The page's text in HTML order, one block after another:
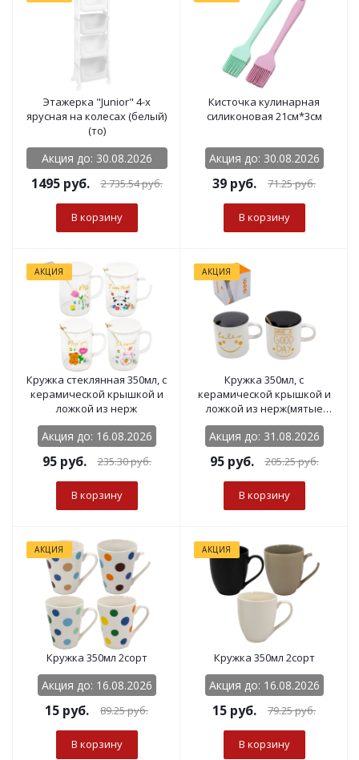
Этажерка "Junior" 4-х
ярусная на колесах (белый)
(то)
Акция до: 30.08.2026
1495 руб. 2 735.54руб.
В корзину
Кисточка кулинарная
силиконовая 21см*3см
Акция до: 30.08.2026
39 руб. 71.25руб.
В корзину
АКЦИЯ
Кружка стеклянная 350мл, с
керамической крышкой и
ложкой из нерж
Акция до: 16.08.2026
95руб. 235.30руб.
В корзину
АКЦИЯ
Кружка 350мл, с
керамической крышкой и
ложкой из нерж(мятые
коробки)
Акция до: 31.08.2026
95руб. 205.25руб.
В корзину
АКЦИЯ
Кружка 350мл 2сорт
Акция до: 16.08.2026
15 руб. 89.25руб.
В корзину
АКЦИЯ
Кружка 350мл 2сорт
Акция до: 16.08.2026
15 руб. 79.25руб.
В корзину